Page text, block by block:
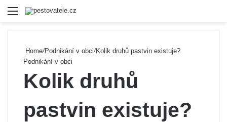
Menu
Home/Podnikání v obci/Kolik druhů pastvin existuje?
Podnikání v obci
Kolik druhů
pastvin existuje?